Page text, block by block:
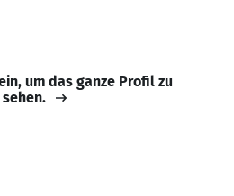
um das ganze Profil zu
sehen.